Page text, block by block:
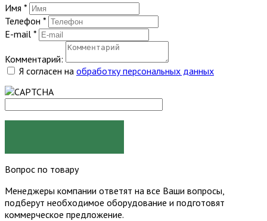
Имя *
Телефон *
E-mail *
Комментарий:
Я согласен на обработку персональных данных
Вопрос по товару
Менеджеры компании ответят на все Ваши вопросы,
подберут необходимое оборудование и подготовят
коммерческое предложение.